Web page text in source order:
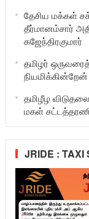
தேசிய மக்கள்
தீர்மானம்சார்
கஜேந்திரகுமார்
தமிழர்
நியமிக்கின்றேன்
தமிழீழ
மகள்
JRIDE : TAXI